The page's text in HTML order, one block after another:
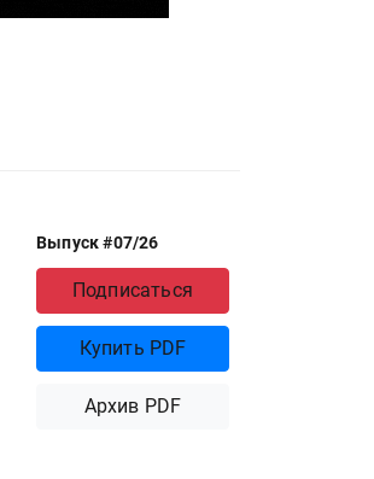
Выпуск #07/26
Подписаться
Купить PDF
Архив PDF